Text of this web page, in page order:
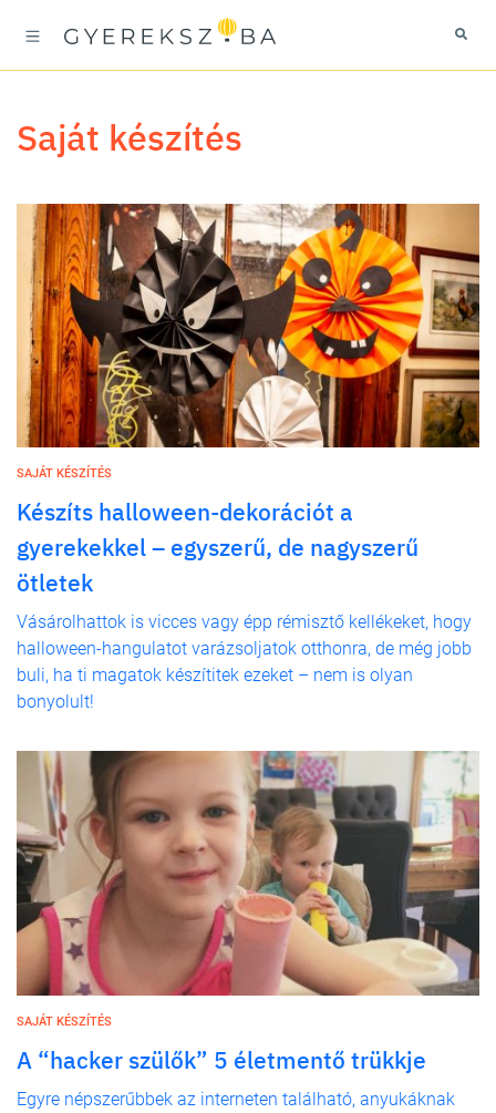
saját készítés
SAJÁT KÉSZÍTÉS
Készíts halloween-dekorációt a
gyerekekkel – egyszerű, de nagyszerű
ötletek
Vásárolhattok is vicces vagy épp rémisztő kellékeket, hogy
halloween-hangulatot varázsoljatok otthonra, de még jobb
buli, ha ti magatok készítitek ezeket – nem is olyan
bonyolult!
SAJÁT KÉSZÍTÉS
A “hacker szülők” 5 életmentő trükkje
Egyre népszerűbbek az interneten található, anyukáknak